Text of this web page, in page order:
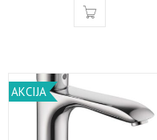
AKCIJA